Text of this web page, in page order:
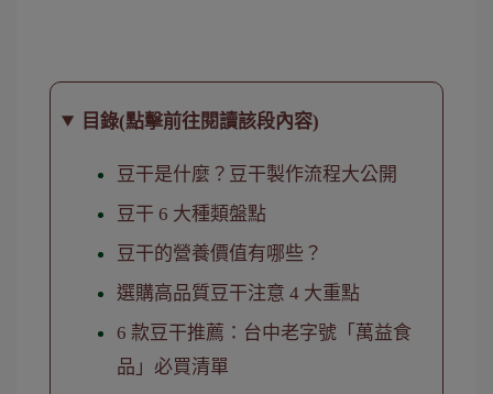
目錄(點擊前往閱讀該段內容)
豆干是什麼？豆干製作流程大公開
豆干 6 大種類盤點
豆干的營養價值有哪些？
選購高品質豆干注意 4 大重點
6 款豆干推薦：台中老字號「萬益食
品」必買清單